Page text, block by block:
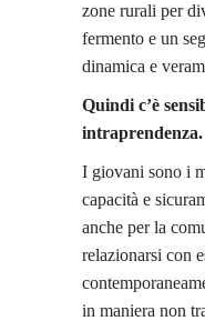
zone rurali per
fermento e un
dinamica e
Quindi c’è
intraprendenza.
I giovani sono i
capacità e
anche per la
relazionarsi con
in maniera non